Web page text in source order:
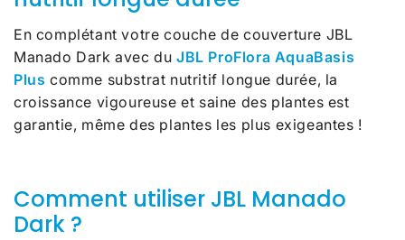
En complétant votre couche de couverture JBL
Manado Dark avec duJBL ProFlora AquaBasis
Plus comme substrat nutritif longue durée, la
croissance vigoureuse et saine des plantes est
garantie, même des plantes les plus exigeantes !
Comment utiliser JBL Manado
Dark ?